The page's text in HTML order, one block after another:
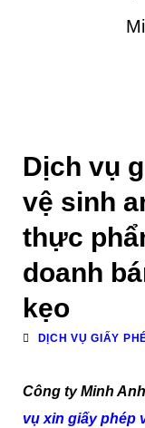
Dịch vụ
vệ sinh
thực
doanh
kẹo
DỊCH VỤ GIẤY
Công ty Minh
vụ xin giấy phép